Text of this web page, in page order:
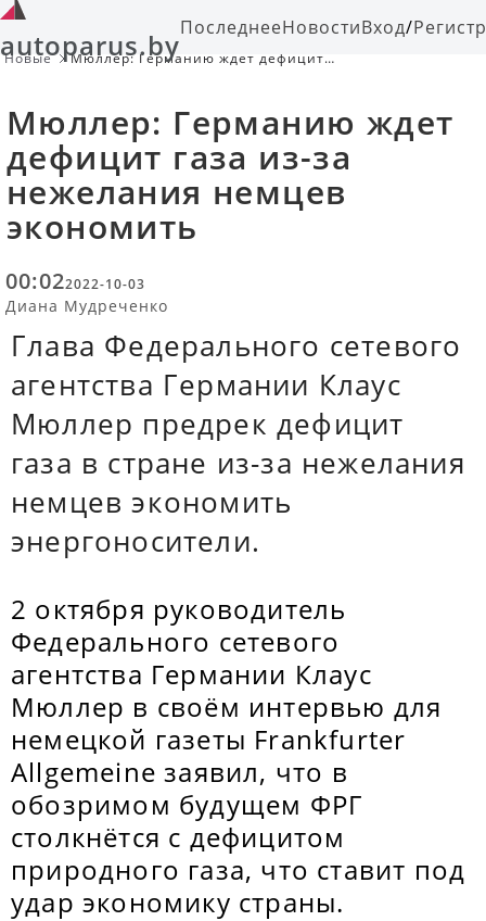
autoparus.byПоследнееНовостиВход/
Новые
Мюллер: Германию ждет дефицит
Мюллер: Германию ждет
дефицит газа из-за
нежелания немцев
экономить
00:022022-10-03
Диана Мудреченко
Глава Федерального сетевого
агентства Германии Клаус
Мюллер предрек дефицит
газа в стране из-за нежелания
немцев экономить
энергоносители.
2 октября руководитель
Федерального сетевого
агентства Германии Клаус
Мюллер в своём интервью для
немецкой газеты Frankfurter
Allgemeine заявил, что в
обозримом будущем ФРГ
столкнётся с дефицитом
природного газа, что ставит под
удар экономику страны.